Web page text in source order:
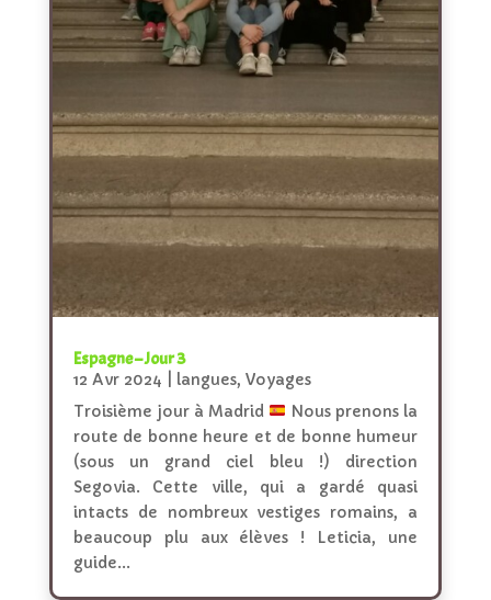
Espagne – Jour 3
12 Avr 2024 langues, Voyages
Troisième jour à Madrid
Nous prenons la
route de bonne heure et de bonne humeur
(sous un grand ciel bleu !) direction
Segovia. Cette ville, qui a gardé quasi
intacts de nombreux vestiges romains, a
beaucoup plu aux élèves ! Leticia, une
guide...